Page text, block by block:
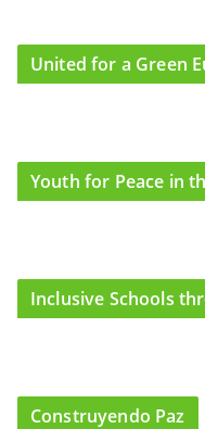
United for a Green
Youth for Peace in
Inclusive Schools
Construyendo Paz